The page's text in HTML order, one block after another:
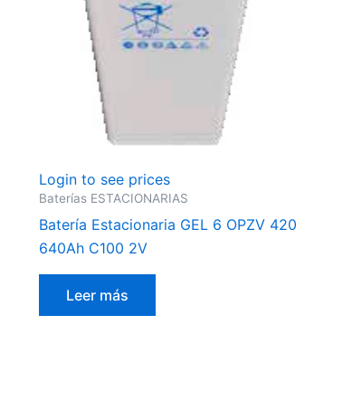
Login to see prices
Baterías ESTACIONARIAS
Batería Estacionaria GEL 6 OPZV 420
640Ah C100 2V
Leer más